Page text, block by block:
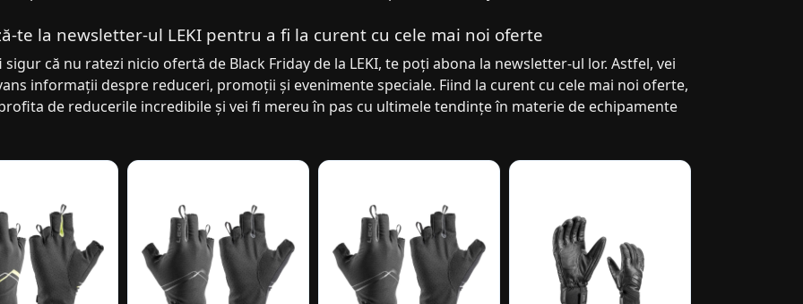
te la newsletter-ul LEKI pentru a fi la curent cu cele mai noi oferte
sigur că nu ratezi nicio ofertă de Black Friday de la LEKI, te poți abona la newsletter-ul lor. Astfel, vei
informații despre reduceri, promoții și evenimente speciale. Fiind la curent cu cele mai noi oferte,
de reducerile incredibile și vei fi mereu în pas cu ultimele tendințe în materie de echipamente